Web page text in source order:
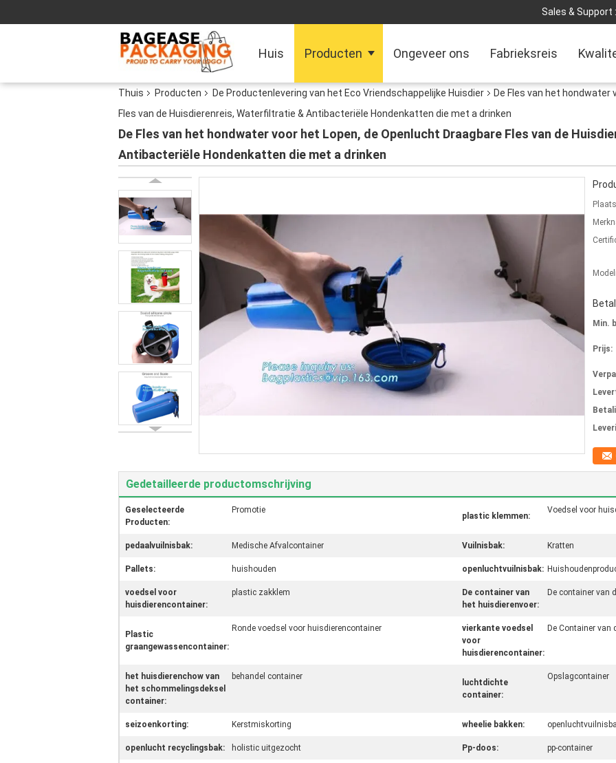
Sales & Support :
Huis Producten Ongeveer ons Fabrieksreis
Thuis Producten De Productenlevering van het Eco Vriendschappelijke Huisdier
De Fles van het hondwater
Fles van de Huisdierenreis, Waterfiltratie & Antibacteriële Hondenkatten die met a drinken
De Fles van het hondwater voor het Lopen, de Openlucht Draagbare Fles van de
Antibacteriële Hondenkatten die met a drinken
Min.
Prijs:
Gedetailleerde productomschrijving
Geselecteerde
Producten:
Promotie
plastic klemmen:
Voedsel voor
pedaalvuilnisbak: Medische Afvalcontainer Vuilnisbak: Kratten
Pallets: huishouden openluchtvuilnisbak:
voedsel voor
huisdierencontainer:
plastic zakklem
De container van
het huisdierenvoer:
De container van
Plastic
graangewassencontainer:
Ronde voedsel voor huisdierencontainer
vierkante voedsel
voor
huisdierencontainer:
De Container van
het huisdierenchow van
het schommelingsdeksel
container:
behandel container
luchtdichte
container:
Opslagcontainer
seizoenkorting: Kerstmiskorting wheelie bakken:
openlucht recyclingsbak: holistic uitgezocht Pp-doos: pp-container